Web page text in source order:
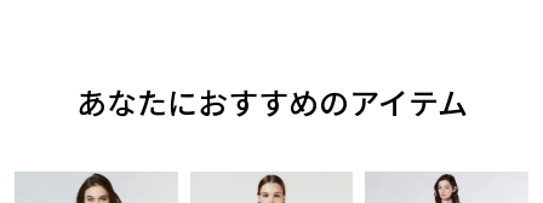
あなたにおすすめのアイテム